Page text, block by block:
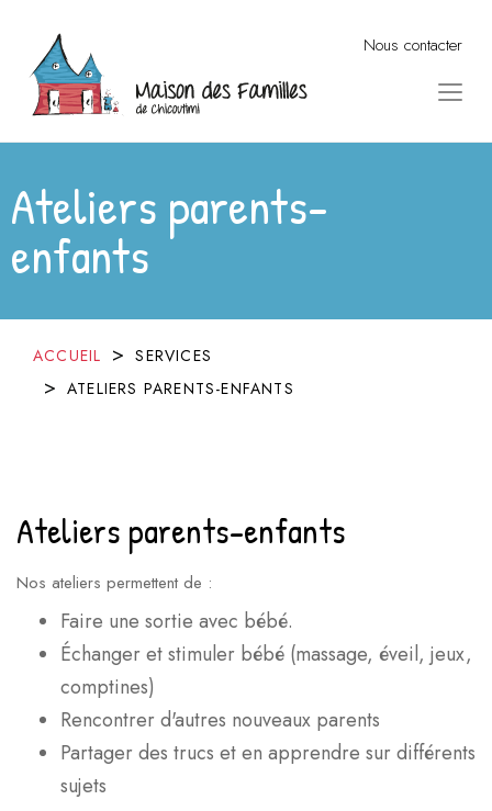
Nous contacter
Ateliers parents-
enfants
ACCUEIL
SERVICES
ATELIERS PARENTS-ENFANTS
Ateliers parents-enfants
Nos ateliers permettent de :
Faire une sortie avec bébé.
Échanger et stimuler bébé (massage, éveil, jeux,
comptines)
Rencontrer d'autres nouveaux parents
Partager des trucs et en apprendre sur différents
sujets